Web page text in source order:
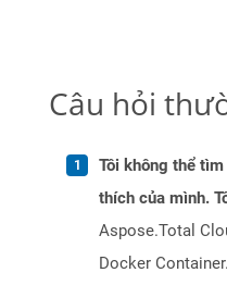
Câu hỏi
Tôi không thể
thích của mình.
Aspose.Total
Docker